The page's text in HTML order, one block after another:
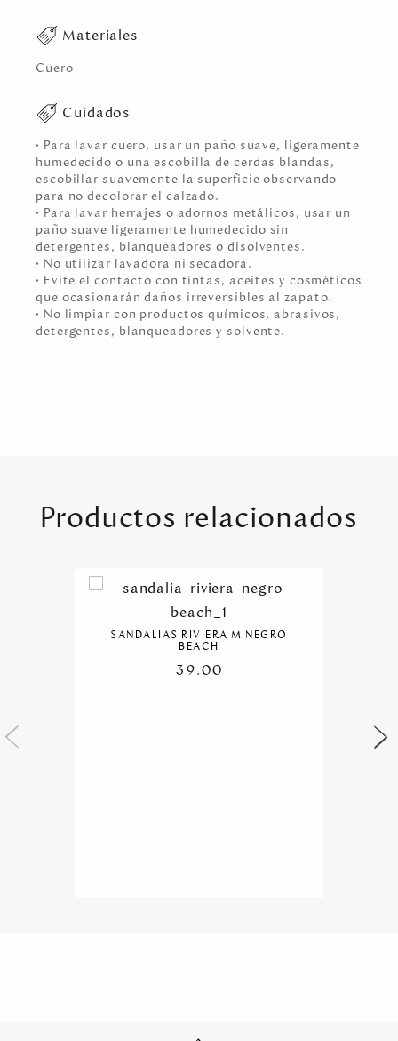
Materiales
Cuero
Cuidados
• Para lavar cuero, usar un paño suave, ligeramente
humedecido o una escobilla de cerdas blandas,
escobillar suavemente la superficie observando
para no decolorar el calzado.
• Para lavar herrajes o adornos metálicos, usar un
paño suave ligeramente humedecido sin
detergentes, blanqueadores o disolventes.
• No utilizar lavadora ni secadora.
• Evite el contacto con tintas, aceites y cosméticos
que ocasionarán daños irreversibles al zapato.
• No limpiar con productos químicos, abrasivos,
detergentes, blanqueadores y solvente.
Productos relacionados
SANDALIAS RIVIERA M NEGRO
BEACH
39.00